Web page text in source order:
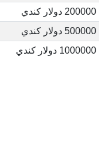
200000 دولار كندي
500000 دولار كندي
1000000 دولار كندي